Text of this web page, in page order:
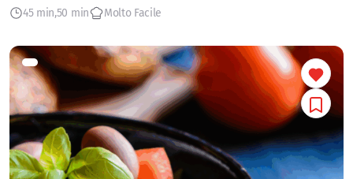
45 min 50 min Molto Facile